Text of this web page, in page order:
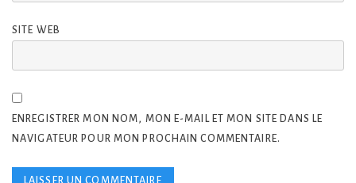
SITE WEB
ENREGISTRER MON NOM, MON E-MAIL ET MON SITE DANS LE
NAVIGATEUR POUR MON PROCHAIN COMMENTAIRE.